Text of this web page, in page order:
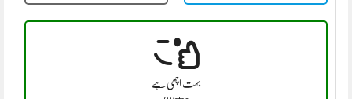
بہت اچھی ہے